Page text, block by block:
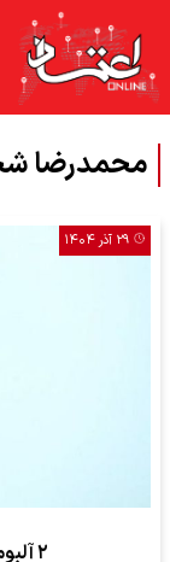
محمدرضا
۲۹ آذر ۱۴۰۴
۲ آلبوم محمدرضا شجریان رونمایی شد